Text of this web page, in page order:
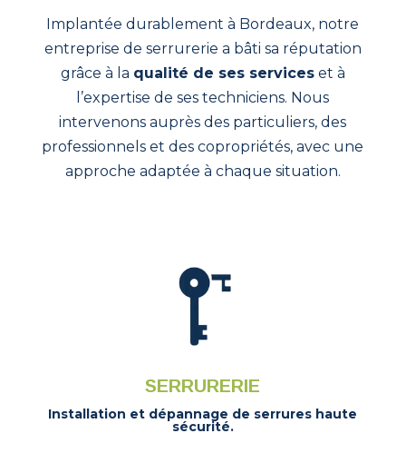
Implantée durablement à Bordeaux, notre
entreprise de serrurerie a bâti sa réputation
grâce à la qualité de ses serviceset à
l’expertise de ses techniciens. Nous
intervenons auprès des particuliers, des
professionnels et des copropriétés, avec une
approche adaptée à chaque situation.
SERRURERIE
Installation et dépannage de serrures haute
sécurité.